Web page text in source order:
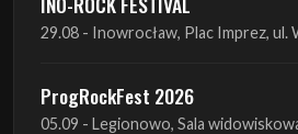
29.08 - Inowrocław, Plac Imprez, ul.
ProgRockFest 2026
05.09 - Legionowo, Sala